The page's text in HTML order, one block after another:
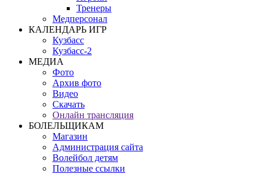
Тренеры
Медперсонал
КАЛЕНДАРЬ ИГР
Кузбасс
Кузбасс-2
МЕДИА
Фото
Архив фото
Видео
Скачать
Онлайн трансляция
БОЛЕЛЬЩИКАМ
Магазин
Администрация сайта
Волейбол детям
Полезные ссылки